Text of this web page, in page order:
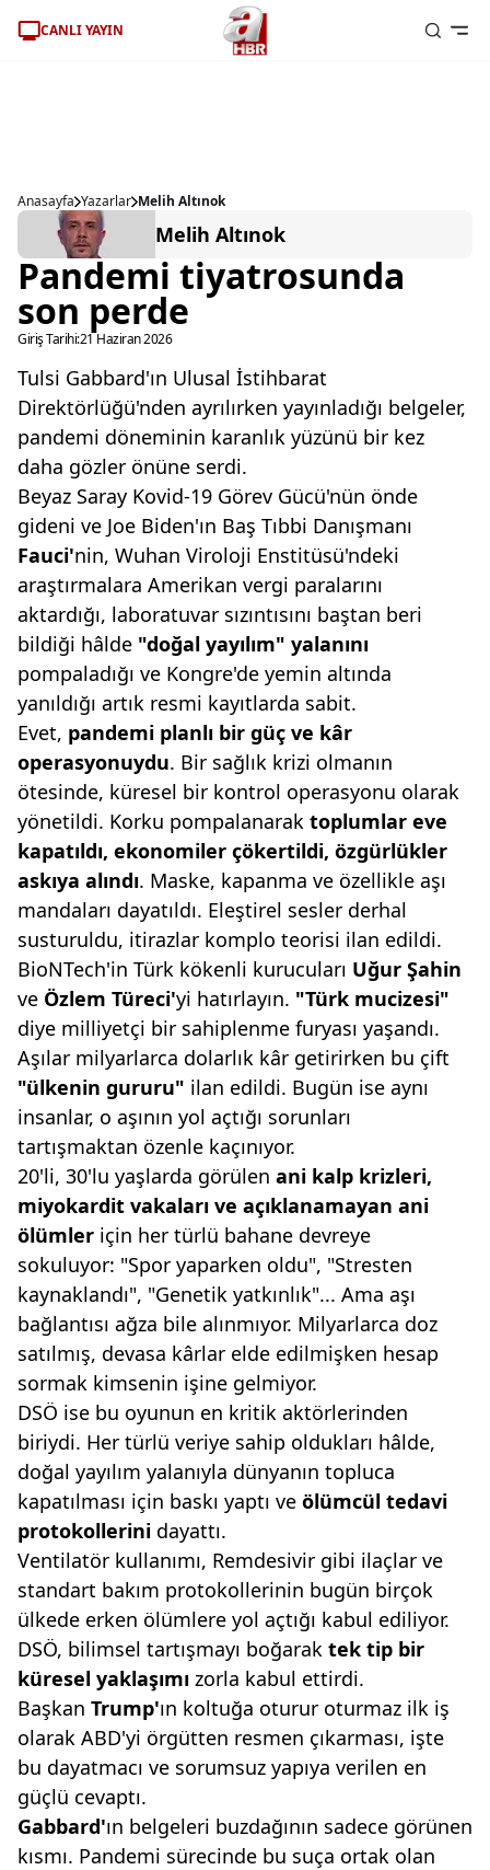
CANLI YAYIN
Anasayfa Yazarlar Melih Altınok
Melih Altınok
Pandemi tiyatrosunda
son perde
Giriş Tarihi:21 Haziran 2026
Tulsi Gabbard'ın Ulusal İstihbarat
Direktörlüğü'nden ayrılırken yayınladığı belgeler,
pandemi döneminin karanlık yüzünü bir kez
daha gözler önüne serdi.
Beyaz Saray Kovid-19 Görev Gücü'nün önde
gideni ve Joe Biden'ın Baş Tıbbi Danışmanı
Fauci'nin, Wuhan Viroloji Enstitüsü'ndeki
araştırmalara Amerikan vergi paralarını
aktardığı, laboratuvar sızıntısını baştan beri
bildiği hâlde "doğal yayılım" yalanını
pompaladığı ve Kongre'de yemin altında
yanıldığı artık resmi kayıtlarda sabit.
Evet, pandemi planlı bir güç ve kâr
operasyonuydu. Bir sağlık krizi olmanın
ötesinde, küresel bir kontrol operasyonu olarak
yönetildi. Korku pompalanarak toplumlar eve
kapatıldı, ekonomiler çökertildi, özgürlükler
askıya alındı. Maske, kapanma ve özellikle aşı
mandaları dayatıldı. Eleştirel sesler derhal
susturuldu, itirazlar komplo teorisi ilan edildi.
BioNTech'in Türk kökenli kurucuları Uğur Şahin
ve Özlem Türeci'yi hatırlayın. "Türk mucizesi"
diye milliyetçi bir sahiplenme furyası yaşandı.
Aşılar milyarlarca dolarlık kâr getirirken bu çift
"ülkenin gururu" ilan edildi. Bugün ise aynı
insanlar, o aşının yol açtığı sorunları
tartışmaktan özenle kaçınıyor.
20'li, 30'lu yaşlarda görülen ani kalp krizleri,
miyokardit vakaları ve açıklanamayan ani
ölümler için her türlü bahane devreye
sokuluyor: "Spor yaparken oldu", "Stresten
kaynaklandı", "Genetik yatkınlık"... Ama aşı
bağlantısı ağza bile alınmıyor. Milyarlarca doz
satılmış, devasa kârlar elde edilmişken hesap
sormak kimsenin işine gelmiyor.
DSÖ ise bu oyunun en kritik aktörlerinden
biriydi. Her türlü veriye sahip oldukları hâlde,
doğal yayılım yalanıyla dünyanın topluca
kapatılması için baskı yaptı ve ölümcül tedavi
protokollerini dayattı.
Ventilatör kullanımı, Remdesivir gibi ilaçlar ve
standart bakım protokollerinin bugün birçok
ülkede erken ölümlere yol açtığı kabul ediliyor.
DSÖ, bilimsel tartışmayı boğarak tek tip bir
küresel yaklaşımı zorla kabul ettirdi.
Başkan Trump'ın koltuğa oturur oturmaz ilk iş
olarak ABD'yi örgütten resmen çıkarması, işte
bu dayatmacı ve sorumsuz yapıya verilen en
güçlü cevaptı.
Gabbard'ın belgeleri buzdağının sadece görünen
kısmı. Pandemi sürecinde bu suça ortak olan